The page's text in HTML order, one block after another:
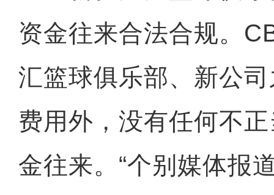
资金往来合法合规。
汇篮球俱乐部、新公
费用外，没有任何不
金往来。“个别媒体报